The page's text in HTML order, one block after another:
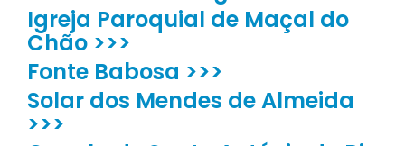
Igreja Paroquial de Maçal do
Chão >>>
Fonte Babosa >>>
Solar dos Mendes de Almeida
>>>